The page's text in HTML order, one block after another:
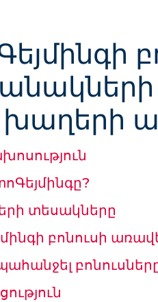
խաղերի
տեսակները
բոնուսի